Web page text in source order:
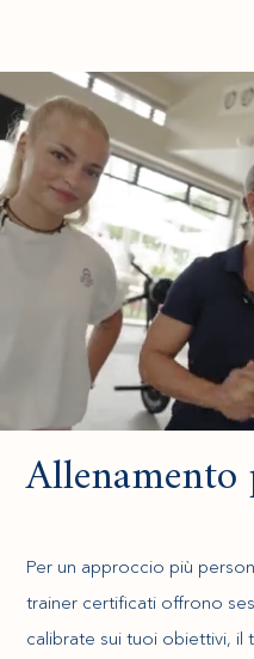
Allenamento
Per un approccio più
trainer certificati offrono
calibrate sui tuoi obiettivi, il